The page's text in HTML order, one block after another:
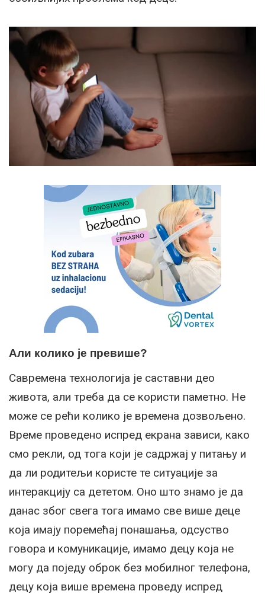
Али колико је превише?
Савремена технологија је саставни део
живота, али треба да се користи паметно. Не
може се рећи колико је времена дозвољено.
Време проведено испред екрана зависи, како
смо рекли, од тога који је садржај у питању и
да ли родитељи користе те ситуације за
интеракцију са дететом. Оно што знамо је да
данас због свега тога имамо све више деце
која имају поремећај понашања, одсуство
говора и комуникације, имамо децу која не
могу да поједу оброк без мобилног телефона,
децу која више времена проведу испред